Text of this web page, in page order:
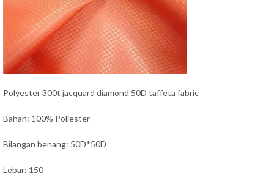
Polyester 300t jacquard diamond 50D taffeta fabric
Bahan: 100% Poliester
Bilangan benang: 50D*50D
Lebar: 150